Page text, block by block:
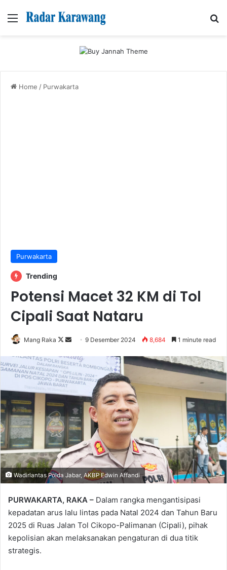
Menu
Home / Purwakarta
Purwakarta
Trending
Potensi Macet 32 KM di Tol
Cipali Saat Nataru
Mang Raka
Follow
X
Send
email
9 Desember 2024 8,684 1 minute read
Wadirlantas Polda Jabar, AKBP Edwin Affandi
PURWAKARTA, RAKA – Dalam rangka mengantisipasi
kepadatan arus lalu lintas pada Natal 2024 dan Tahun Baru
2025 di Ruas Jalan Tol Cikopo-Palimanan (Cipali), pihak
kepolisian akan melaksanakan pengaturan di dua titik
strategis.